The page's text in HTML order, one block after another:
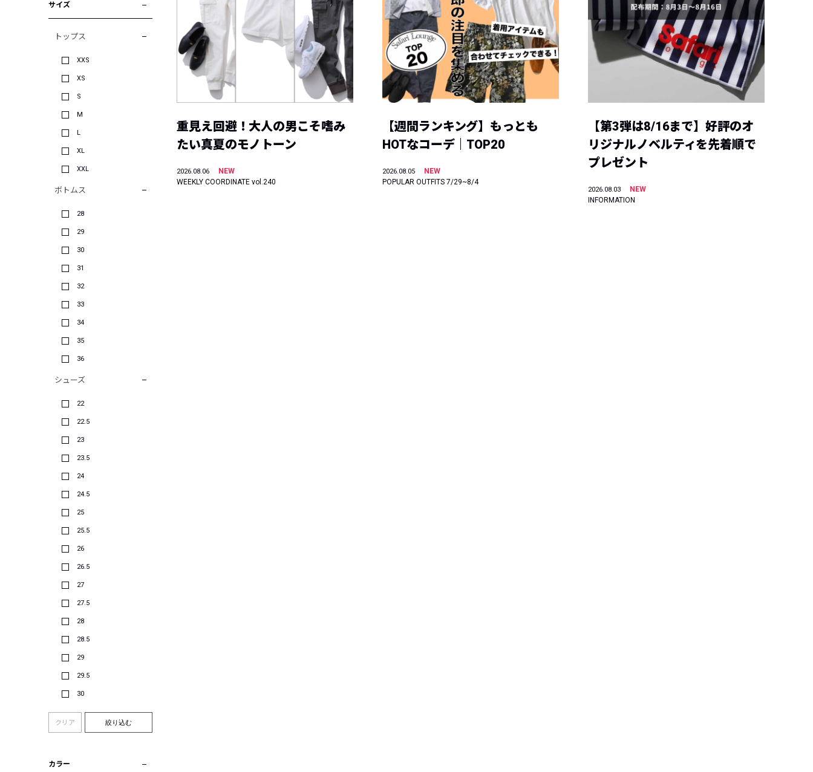
サイズ
トップス
XXS
XS
S
M
L
XL
XXL
ボトムス
28
29
30
31
32
33
34
35
36
シューズ
22
22.5
23
23.5
24
24.5
25
25.5
26
26.5
27
27.5
28
28.5
29
29.5
30
クリア 絞り込む
カラー
重見え回避！大人の男こそ嗜み
たい真夏のモノトーン
2026.08.06
NEW
WEEKLY COORDINATE vol.240
【週間ランキング】もっとも
HOTなコーデ｜TOP20
2026.08.05
NEW
POPULAR OUTFITS 7/29~8/4
【第3弾は8/16まで】好評のオ
リジナルノベルティを先着順で
プレゼント
2026.08.03
NEW
INFORMATION